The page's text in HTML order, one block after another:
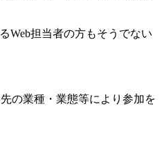
Web担当者の方もそうでない
の業種・業態等により参加を